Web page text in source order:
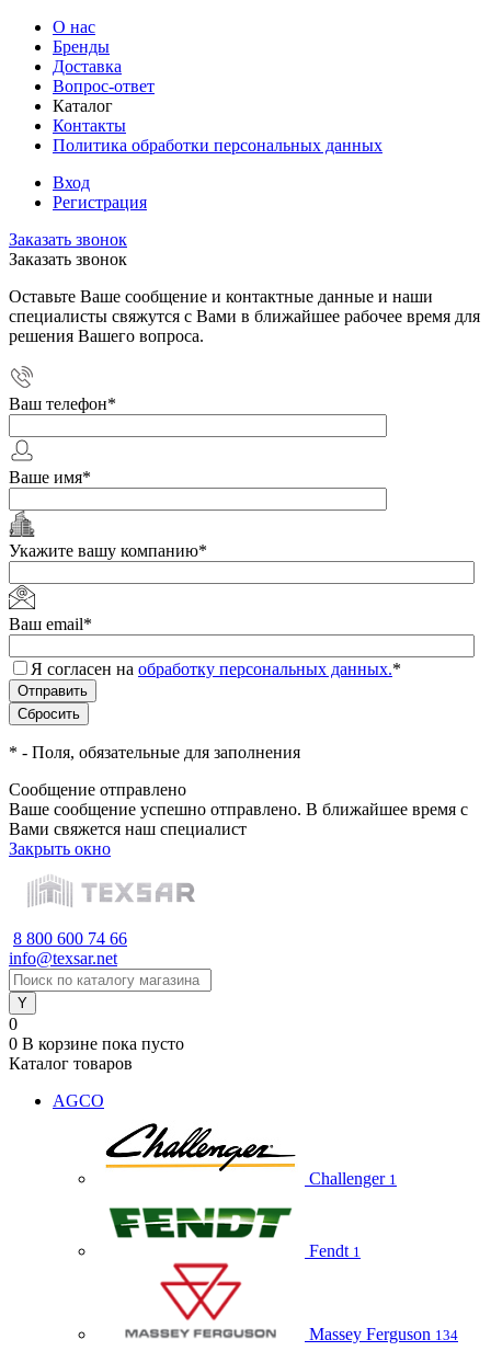
О нас
Бренды
Доставка
Вопрос-ответ
Каталог
Контакты
Политика обработки персональных данных
Вход
Регистрация
Заказать звонок
Заказать звонок
Оставьте Ваше сообщение и контактные данные и наши
специалисты свяжутся с Вами в ближайшее рабочее время для
решения Вашего вопроса.
Ваш телефон*
Ваше имя*
Укажите вашу компанию*
Ваш email*
Я согласен на обработку персональных данных.*
* - Поля, обязательные для заполнения
Сообщение отправлено
Ваше сообщение успешно отправлено. В ближайшее время с
Вами свяжется наш специалист
Закрыть окно
8 800 600 74 66
info@texsar.net
0
0 В корзине пока пусто
Каталог товаров
AGCO
Challenger 1
Fendt 1
Massey Ferguson 134